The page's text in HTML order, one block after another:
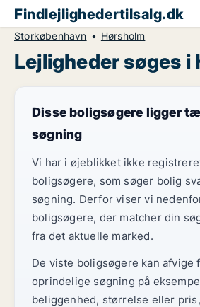
Findlejlighedertilsalg.dk
Storkøbenhavn Hørsholm
Lejligheder søges i
Disse boligsøgere ligger
søgning
Vi har i øjeblikket ikke
boligsøgere, som søger bolig
søgning. Derfor viser vi
boligsøgere, der matcher din
fra det aktuelle marked.
De viste boligsøgere kan afvige
oprindelige søgning på
beliggenhed, størrelse eller